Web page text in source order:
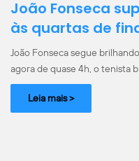
João Fonseca
às quartas de
João Fonseca segue
agora de quase 4h, o tenista
Leia mais >